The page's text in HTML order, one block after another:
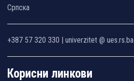
Српска
+387 57 320 330 | univerzitet @ ues.rs.ba
Корисни линкови